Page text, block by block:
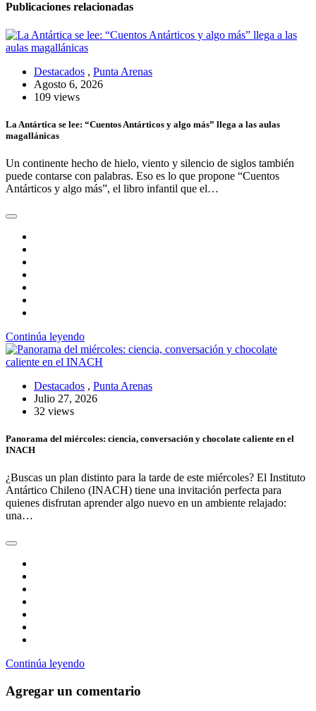
Publicaciones relacionadas
Destacados , Punta Arenas
Agosto 6, 2026
109 views
La Antártica se lee: “Cuentos Antárticos y algo más” llega a las aulas
magallánicas
Un continente hecho de hielo, viento y silencio de siglos también
puede contarse con palabras. Eso es lo que propone “Cuentos
Antárticos y algo más”, el libro infantil que el…
Continúa leyendo
Destacados , Punta Arenas
Julio 27, 2026
32 views
Panorama del miércoles: ciencia, conversación y chocolate caliente en el
INACH
¿Buscas un plan distinto para la tarde de este miércoles? El Instituto
Antártico Chileno (INACH) tiene una invitación perfecta para
quienes disfrutan aprender algo nuevo en un ambiente relajado:
una…
Continúa leyendo
Agregar un comentario